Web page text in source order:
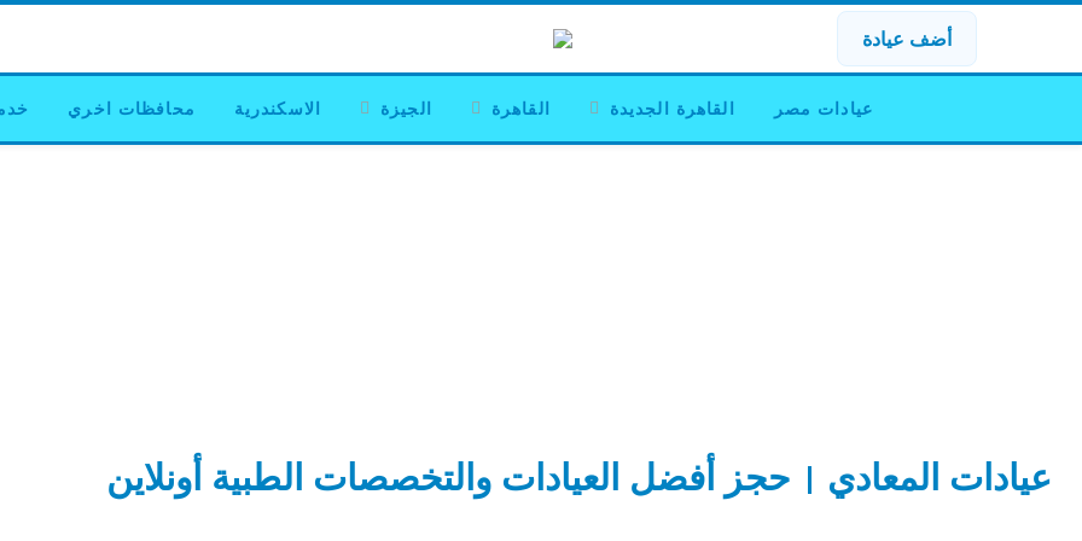
أضف عيادة
عيادات مصر القاهرة الجديدة القاهرة الجيزة الاسكندرية محافظات اخري
عيادات المعادي | حجز أفضل العيادات والتخصصات الطبية أونلاين